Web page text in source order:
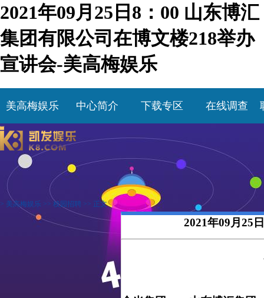
2021年09月25日8：00 山东博汇
集团有限公司在博文楼218举办
宣讲会-美高梅娱乐
美高梅娱乐 中心简介 下载专区 在线调查
> 美高梅娱乐 >> 校园招聘 >> 正文
2021年09月25